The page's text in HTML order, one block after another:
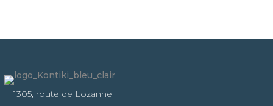
1305, route de Lozanne